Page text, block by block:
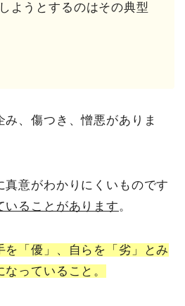
ようとするのはその典型
み、傷つき、憎悪がありま
真意がわかりにくいものです
いることがあります。
を「優」、自らを「劣」とみ
っていること。